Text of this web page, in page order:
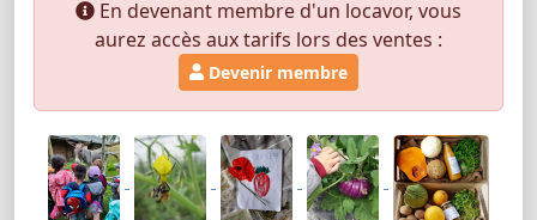
En devenant membre d'un locavor, vous
aurez accès aux tarifs lors des ventes :
Devenir membre